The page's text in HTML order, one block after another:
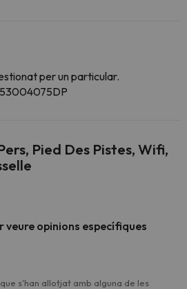
per un particular.
Pied Des Pistes, Wifi,
veure opinions específiques
s'han allotjat amb alguna de les